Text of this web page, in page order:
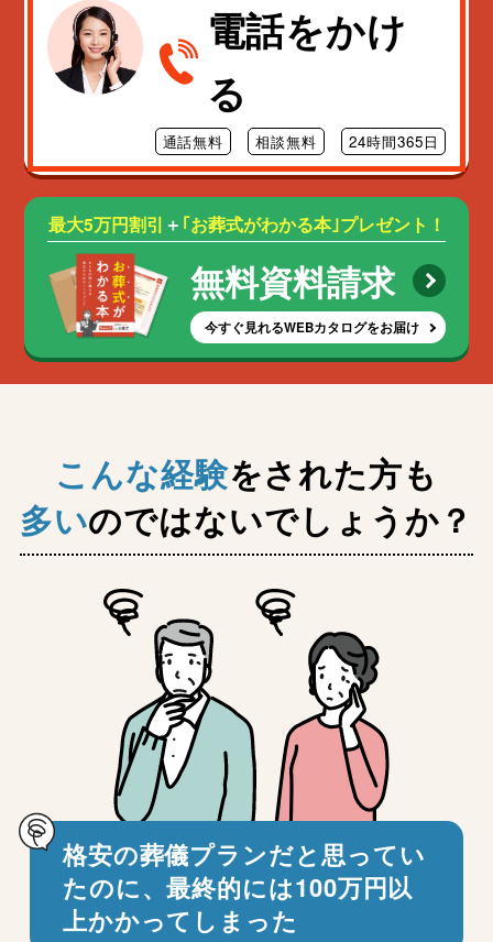
電話をかけ
る
通話無料 相談無料 24時間365日
最大5万円割引 ＋ ｢お葬式がわかる本｣プレゼント！
無料資料請求
今すぐ見れるWEBカタログをお届け
こんな経験をされた方も
多いのではないでしょうか？
格安の葬儀プランだと思ってい
たのに、最終的には100万円以
上かかってしまった